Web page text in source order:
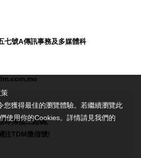
七號A傳訊事務及多媒體科
即掃描二維碼,
注TDM微信號!
您獲得最佳的瀏覽體驗。若繼續瀏覽此
使用你的Cookies。詳情請見我們的